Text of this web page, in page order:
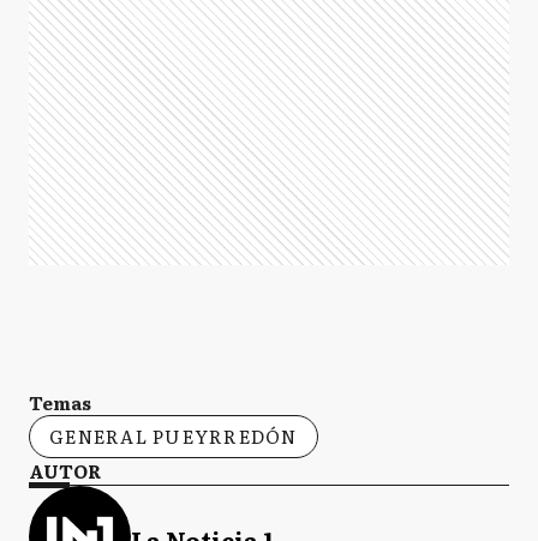
Temas
GENERAL PUEYRREDÓN
AUTOR